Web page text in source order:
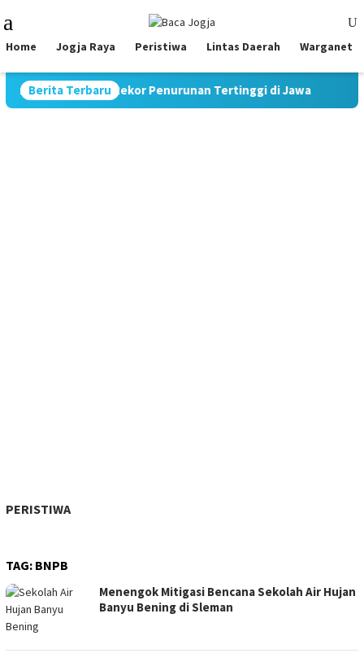
to
content
Menu
Home Jogja Raya Peristiwa Lintas Daerah Warganet
Berita Terbaru
Catat Rekor Penurunan Tertinggi di Jawa
PERISTIWA
TAG: BNPB
Menengok Mitigasi Bencana Sekolah Air Hujan
Banyu Bening di Sleman